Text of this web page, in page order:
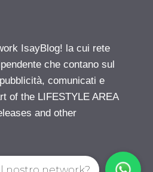
IsayBlog! la cui rete
che contano sul
comunicati e
of the LIFESTYLE AREA
and other
nostro network?